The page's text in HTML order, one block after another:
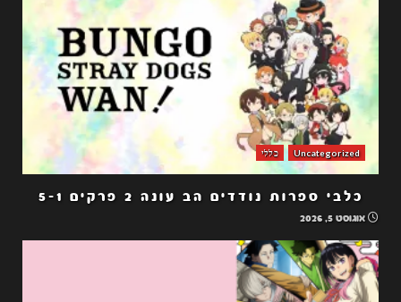
Uncategorized כללי
כלבי ספרות נודדים הב עונה 2 פרקים 5-1
אוגוסט 5, 2026